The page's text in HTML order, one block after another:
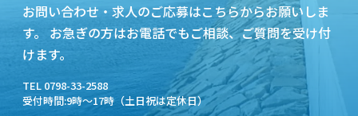
お問い合わせ・求人のご応募はこちらからお願いしま
す。
お急ぎの方はお電話でもご相談、ご質問を受け付
けます。
TEL 0798-33-2588
受付時間:9時～17時（土日祝は定休日）